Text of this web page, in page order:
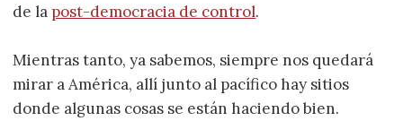
de la post-democracia de control.
Mientras tanto, ya sabemos, siempre nos quedará
mirar a América, allí junto al pacífico hay sitios
donde algunas cosas se están haciendo bien.